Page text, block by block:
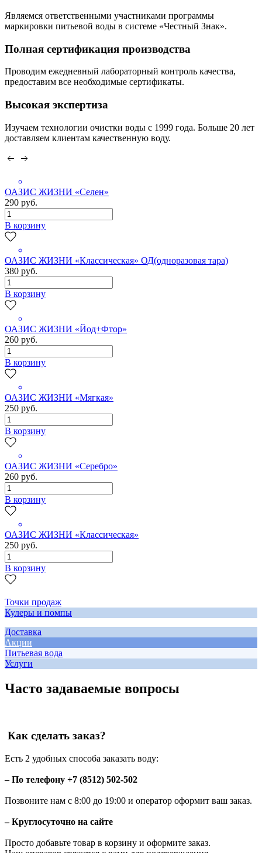
Являемся ответственными участниками программы
маркировки питьевой воды в системе «Честный Знак».
Полная сертификация производства
Проводим ежедневный лабораторный контроль качества,
предоставим все необходимые сертификаты.
Высокая экспертиза
Изучаем технологии очистки воды с 1999 года. Больше 20 лет
доставляем клиентам качественную воду.
ОАЗИС ЖИЗНИ «Селен»
290 руб.
В корзину
ОАЗИС ЖИЗНИ «Классическая» ОД(одноразовая тара)
380 руб.
В корзину
ОАЗИС ЖИЗНИ «Йод+Фтор»
260 руб.
В корзину
ОАЗИС ЖИЗНИ «Мягкая»
250 руб.
В корзину
ОАЗИС ЖИЗНИ «Серебро»
260 руб.
В корзину
ОАЗИС ЖИЗНИ «Классическая»
250 руб.
В корзину
Точки продаж
Кулеры и помпы
Доставка
Акции
Питьевая вода
Услуги
Часто задаваемые вопросы
Как сделать заказ?
Есть 2 удобных способа заказать воду:
– По телефону +7 (8512) 502-502
Позвоните нам с 8:00 до 19:00 и оператор оформит ваш заказ.
– Круглосуточно на сайте
Просто добавьте товар в корзину и оформите заказ.